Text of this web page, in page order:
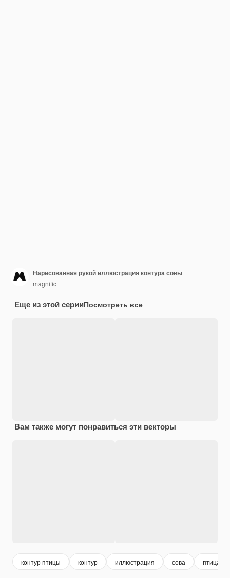
Нарисованная рукой иллюстрация контура совы
magnific
Еще из этой серииПосмотреть все
Вам также могут понравиться эти векторы
контур птицы контур иллюстрация сова птица